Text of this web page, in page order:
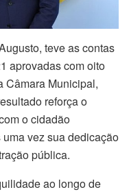
teve as contas
aprovadas com oito
Câmara Municipal,
reforça o
o cidadão
vez sua dedicação
pública.
ao longo de